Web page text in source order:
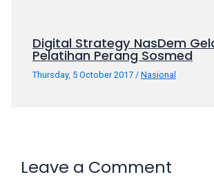
Digital Strategy NasDem
Pelatihan Perang Sosmed
Thursday, 5 October 2017/Nasional
Leave a Comment